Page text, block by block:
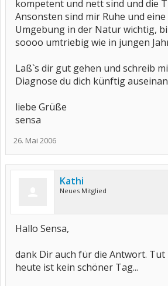
Alles Gute! Gute Besserung!
Kathi
P.S. Verlauf dich nicht dort...! (du wirst schon
kompetent und nett sind und die
Ansonsten sind mir Ruhe und eine
Umgebung in der Natur wichtig,
soooo umtriebig wie in jungen
Laß`s dir gut gehen und schreib
Diagnose du dich künftig
liebe Grüße
sensa
26. Mai 2006
Kathi
Neues Mitglied
Hallo Sensa,
dank Dir auch für die Antwort.
heute ist kein schöner Tag...